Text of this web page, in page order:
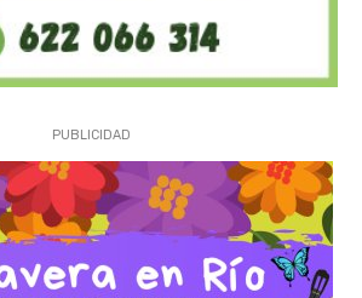
PUBLICIDAD